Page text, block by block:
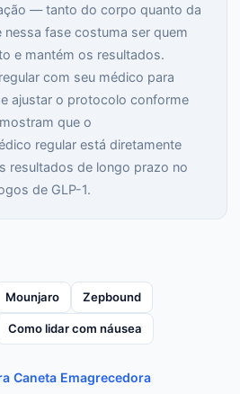
— tanto do corpo quanto da
nessa fase costuma ser quem
e mantém os resultados.
com seu médico para
ajustar o protocolo conforme
que o
regular está diretamente
resultados de longo prazo no
de GLP-1.
Mounjaro Zepbound
Como lidar com náusea
Caneta Emagrecedora